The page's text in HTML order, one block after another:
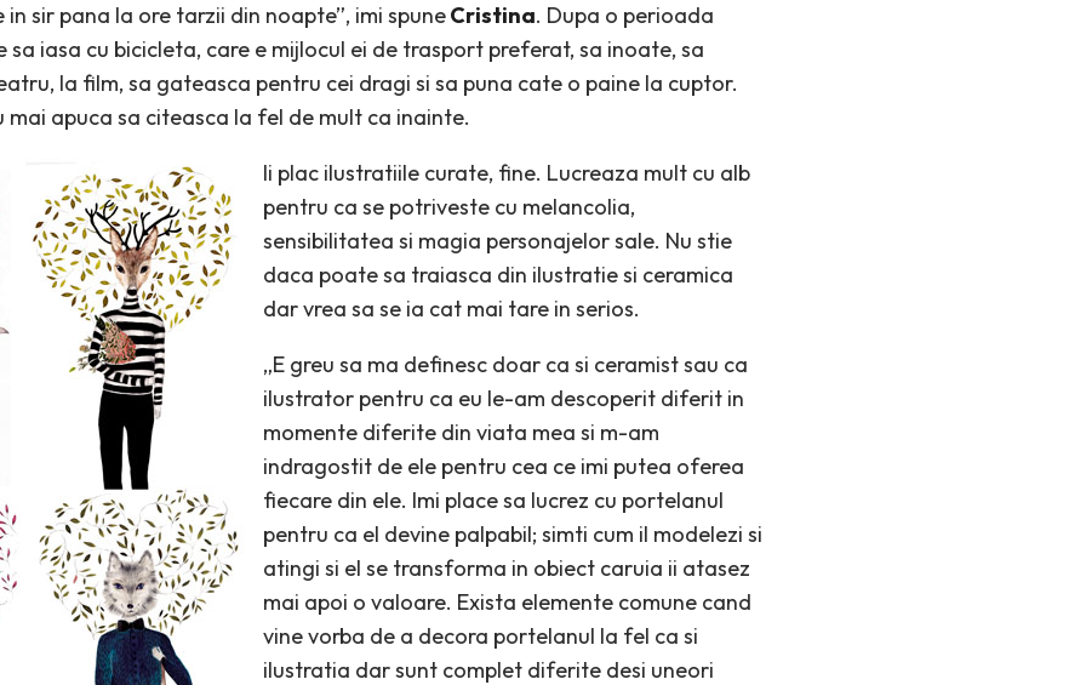
sir pana la ore tarzii din noapte”, imi spuneCristina. Dupa o perioada
sa iasa cu bicicleta, care e mijlocul ei de trasport preferat, sa inoate, sa
la film, sa gateasca pentru cei dragi si sa puna cate o paine la cuptor.
mai apuca sa citeasca la fel de mult ca inainte.
Ii plac ilustratiile curate, fine. Lucreaza mult cu alb
pentru ca se potriveste cu melancolia,
sensibilitatea si magia personajelor sale. Nu stie
daca poate sa traiasca din ilustratie si ceramica
dar vrea sa se ia cat mai tare in serios.
„E greu sa ma definesc doar ca si ceramist sau ca
ilustrator pentru ca eu le-am descoperit diferit in
momente diferite din viata mea si m-am
indragostit de ele pentru cea ce imi putea oferea
fiecare din ele. Imi place sa lucrez cu portelanul
pentru ca el devine palpabil; simti cum il modelezi si
atingi si el se transforma in obiect caruia ii atasez
mai apoi o valoare. Exista elemente comune cand
vine vorba de a decora portelanul la fel ca si
ilustratia dar sunt complet diferite desi uneori